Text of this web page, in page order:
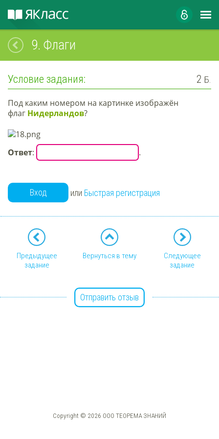
9. Флаги
Условие задания: 2 Б.
Под каким номером на картинке изображён
флаг Нидерландов?
Ответ: .
Вход или Быстрая регистрация
Предыдущее
задание
Вернуться в тему
Следующее
задание
Отправить отзыв
Copyright © 2026 ООО ТЕОРЕМА ЗНАНИЙ